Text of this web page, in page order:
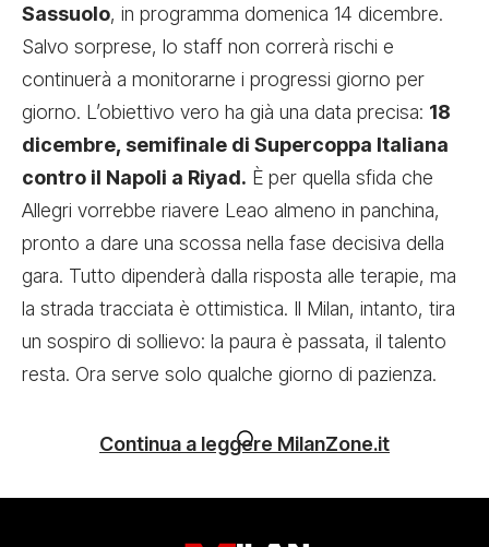
Sassuolo, in programma domenica 14 dicembre.
Salvo sorprese, lo staff non correrà rischi e
continuerà a monitorarne i progressi giorno per
giorno. L’obiettivo vero ha già una data precisa: 18
dicembre, semifinale di Supercoppa Italiana
contro il Napoli a Riyad. È per quella sfida che
Allegri vorrebbe riavere Leao almeno in panchina,
pronto a dare una scossa nella fase decisiva della
gara. Tutto dipenderà dalla risposta alle terapie, ma
la strada tracciata è ottimistica. Il Milan, intanto, tira
un sospiro di sollievo: la paura è passata, il talento
resta. Ora serve solo qualche giorno di pazienza.
Continua a leggere MilanZone.it